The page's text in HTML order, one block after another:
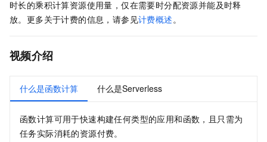
时长的乘积计算资源使用量，仅在需要时分配资源并能及时释
放。更多关于计费的信息，请参见计费概述。
视频介绍
什么是函数计算 什么是Serverless
函数计算可用于快速构建任何类型的应用和函数，且只需为
任务实际消耗的资源付费。